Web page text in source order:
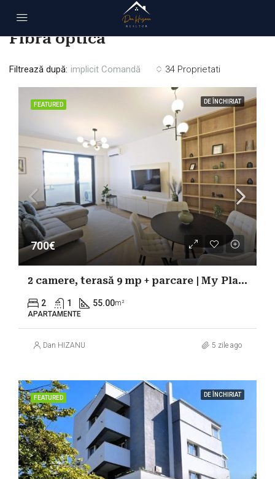
Acasă
Fibra optica
34 Proprietati
Filtrează după: implicit Comandă
FEATURED DE ÎNCHIRIAT
700€
2 camere, terasă 9 mp + parcare | My Place North | Prima închiriere
2 1 55.00m²
APARTAMENTE
Dan HIZANU 5 zile ago
FEATURED DE ÎNCHIRIAT